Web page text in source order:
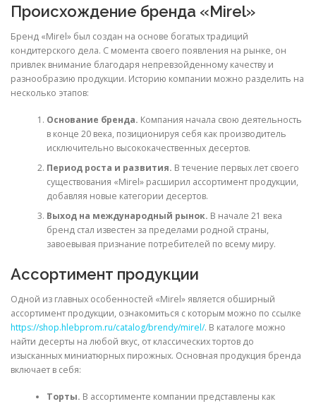
Происхождение бренда «Mirel»
Бренд «Mirel» был создан на основе богатых традиций
кондитерского дела. С момента своего появления на рынке, он
привлек внимание благодаря непревзойденному качеству и
разнообразию продукции. Историю компании можно разделить на
несколько этапов:
Основание бренда. Компания начала свою деятельность
в конце 20 века, позиционируя себя как производитель
исключительно высококачественных десертов.
Период роста и развития. В течение первых лет своего
существования «Mirel» расширил ассортимент продукции,
добавляя новые категории десертов.
Выход на международный рынок. В начале 21 века
бренд стал известен за пределами родной страны,
завоевывая признание потребителей по всему миру.
Ассортимент продукции
Одной из главных особенностей «Mirel» является обширный
ассортимент продукции, ознакомиться с которым можно по ссылке
https://shop.hlebprom.ru/catalog/brendy/mirel/. В каталоге можно
найти десерты на любой вкус, от классических тортов до
изысканных миниатюрных пирожных. Основная продукция бренда
включает в себя:
Торты. В ассортименте компании представлены как